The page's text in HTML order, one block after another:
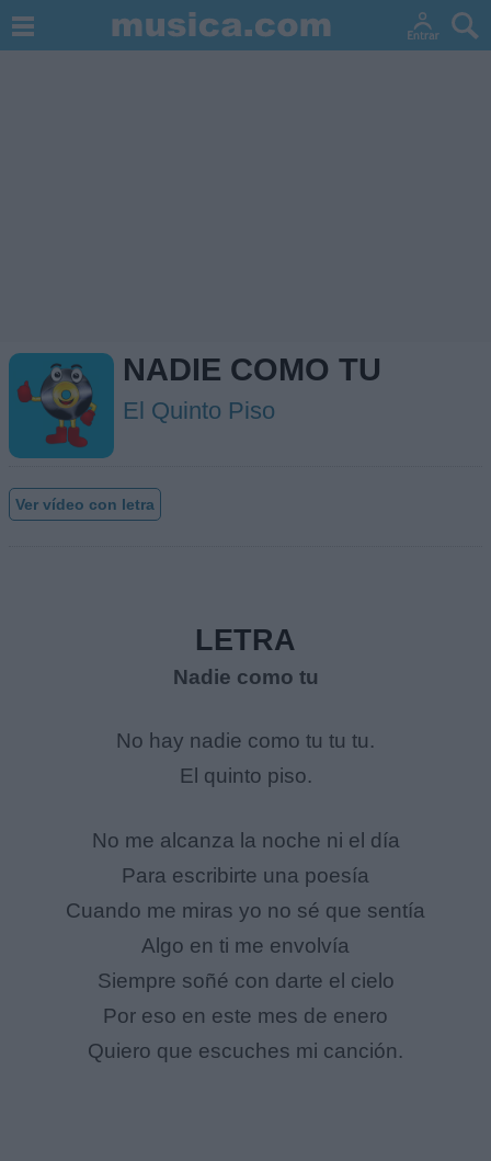
NADIE COMO TU
El Quinto Piso
Ver vídeo con letra
LETRA
Nadie como tu
No hay nadie como tu tu tu.
El quinto piso.
No me alcanza la noche ni el día
Para escribirte una poesía
Cuando me miras yo no sé que sentía
Algo en ti me envolvía
Siempre soñé con darte el cielo
Por eso en este mes de enero
Quiero que escuches mi canción.